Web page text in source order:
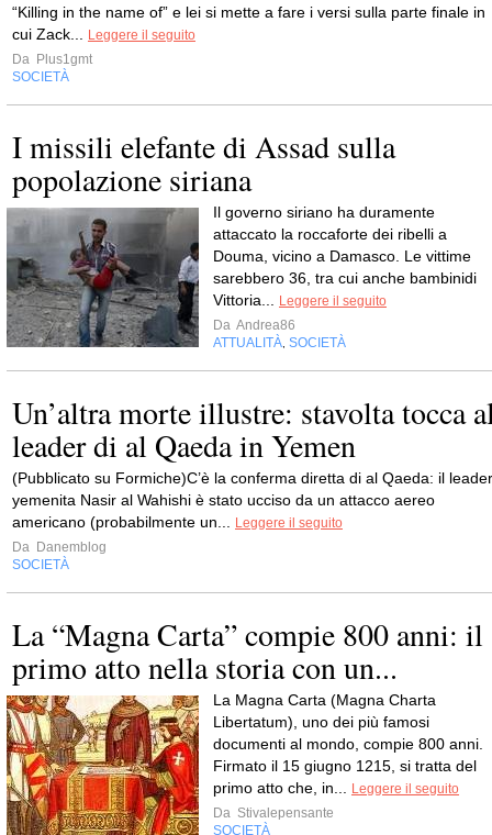
“Killing in the name of” e lei si mette a fare i versi sulla parte finale in
cui Zack...
Leggere il seguito
Da Plus1gmt
SOCIETÀ
I missili elefante di Assad sulla
popolazione siriana
Il governo siriano ha duramente
attaccato la roccaforte dei ribelli a
Douma, vicino a Damasco. Le vittime
sarebbero 36, tra cui anche bambinidi
Vittoria...
Leggere il seguito
Da Andrea86
ATTUALITÀ SOCIETÀ
Un’altra morte illustre: stavolta tocca
leader di al Qaeda in Yemen
(Pubblicato su Formiche)C’è la conferma diretta di al Qaeda: il leader
yemenita Nasir al Wahishi è stato ucciso da un attacco aereo
americano (probabilmente un...
Leggere il seguito
Da Danemblog
SOCIETÀ
La “Magna Carta” compie 800 anni: il
primo atto nella storia con un...
La Magna Carta (Magna Charta
Libertatum), uno dei più famosi
documenti al mondo, compie 800 anni.
Firmato il 15 giugno 1215, si tratta del
primo atto che, in...
Leggere il seguito
Da Stivalepensante
SOCIETÀ